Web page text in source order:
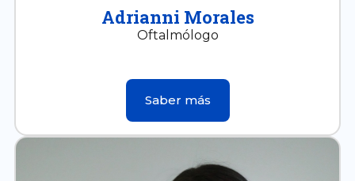
Adrianni Morales
Oftalmólogo
Saber más